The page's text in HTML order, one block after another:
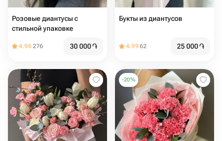
Розовые диантусы с
стильной упаковке
4.96276 30 000֏
Букты из диантусов
4.9962 25 000֏
-20%